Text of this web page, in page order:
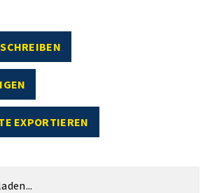
EXPORTIEREN